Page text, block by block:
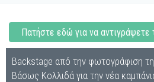
Πατήστε εδώ για να αντιγράψετε
Backstage από την φωτογράφιση
Βάσως Κολλιδά για την νέα